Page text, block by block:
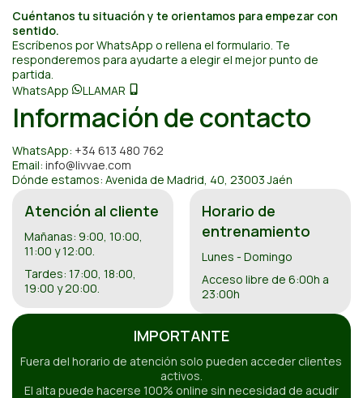
Cuéntanos tu situación y te orientamos para empezar con
sentido.
Escríbenos por WhatsApp o rellena el formulario. Te
responderemos para ayudarte a elegir el mejor punto de
partida.
WhatsApp
LLAMAR
Información de contacto
WhatsApp: +34 613 480 762
Email: info@livvae.com
Dónde estamos: Avenida de Madrid, 40, 23003 Jaén
Atención al cliente
Mañanas: 9:00, 10:00,
11:00 y 12:00.
Tardes: 17:00, 18:00,
19:00 y 20:00.
Horario de
entrenamiento
Lunes - Domingo
Acceso libre de 6:00h a
23:00h
IMPORTANTE
Fuera del horario de atención solo pueden acceder clientes
activos.
El alta puede hacerse 100% online sin necesidad de acudir